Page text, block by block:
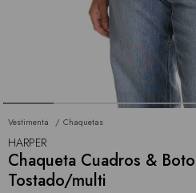
Vestimenta Chaquetas
HARPER
Chaqueta Cuadros &
Tostado/multi